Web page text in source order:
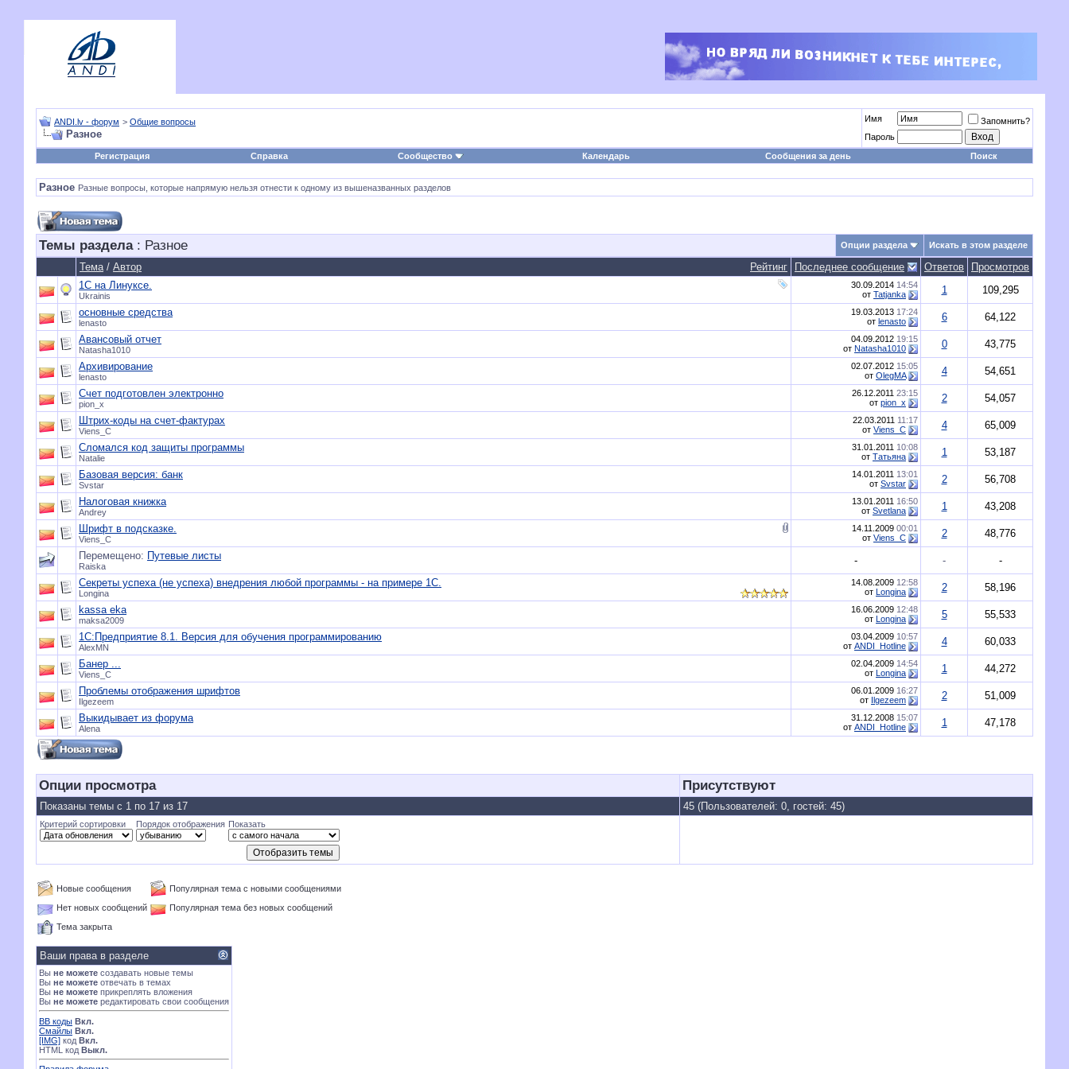
ANDI.lv - форум > Общие вопросы
Разное
Имя
Запомнить?
Пароль
Регистрация
Справка Сообщество Календарь Сообщения за день Поиск
Разное Разные вопросы, которые напрямую нельзя отнести к одному из вышеназванных разделов
Темы раздела: Разное Опции раздела Искать в этом разделе
Рейтинг
Тема/ Автор Последнее сообщение Ответов
Просмотров
1C на Линуксе.
Ukrainis
30.09.2014 14:54
от Tatjanka 1
109,295
основные средства
lenasto
19.03.2013 17:24
от lenasto 6
64,122
Авансовый отчет
Natasha1010
04.09.2012 19:15
от Natasha1010 0
43,775
Архивирование
lenasto
02.07.2012 15:05
от OlegMA 4
54,651
Счет подготовлен электронно
pion_x
26.12.2011 23:15
от pion_x 2
54,057
Штрих-коды на счет-фактурах
Viens_C
22.03.2011 11:17
от Viens_C 4
65,009
Сломался код защиты программы
Natalie
31.01.2011 10:08
от Татьяна 1
53,187
Базовая версия: банк
Svstar
14.01.2011 13:01
от Svstar 2
56,708
Налоговая книжка
Andrey
13.01.2011 16:50
от Svetlana 1
43,208
Шрифт в подсказке.
Viens_C
14.11.2009 00:01
от Viens_C 2
48,776
Перемещено: Путевые листы
Raiska - -
-
Секреты успеха (не успеха) внедрения любой программы - на примере 1С.
Longina
14.08.2009 12:58
от Longina 2
58,196
kassa eka
maksa2009
16.06.2009 12:48
от Longina 5
55,533
1С:Предприятие 8.1. Версия для обучения программированию
AlexMN
03.04.2009 10:57
от ANDI_Hotline 4
60,033
Банер ...
Viens_C
02.04.2009 14:54
от Longina 1
44,272
Проблемы отображения шрифтов
Ilgezeem
06.01.2009 16:27
от Ilgezeem 2
51,009
Выкидывает из форума
Alena
31.12.2008 15:07
от ANDI_Hotline 1 47,178
Опции просмотра Присутствуют
Показаны темы с 1 по 17 из 17 45 (Пользователей: 0, гостей: 45)
Критерий сортировки Порядок отображения Показать
Новые сообщения
Популярная тема с новыми сообщениями
Нет новых сообщений
Популярная тема без новых сообщений
Тема закрыта
Ваши права в разделе
Вы не можете создавать новые темы
Вы не можете отвечать в темах
Вы не можете прикреплять вложения
Вы не можете редактировать свои сообщения
BB коды Вкл.
Смайлы Вкл.
[IMG] код Вкл.
HTML код Выкл.